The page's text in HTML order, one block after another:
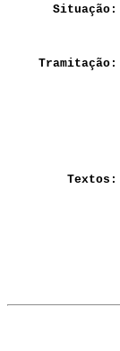
Situação:
Tramitação:
Textos: